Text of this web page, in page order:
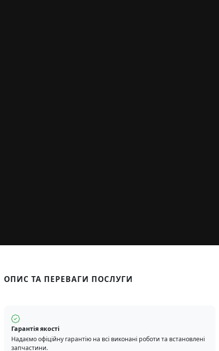
ОПИС ТА ПЕРЕВАГИ ПОСЛУГИ
Гарантія якості
Надаємо офіційну гарантію на всі виконані роботи та встановлені
запчастини.